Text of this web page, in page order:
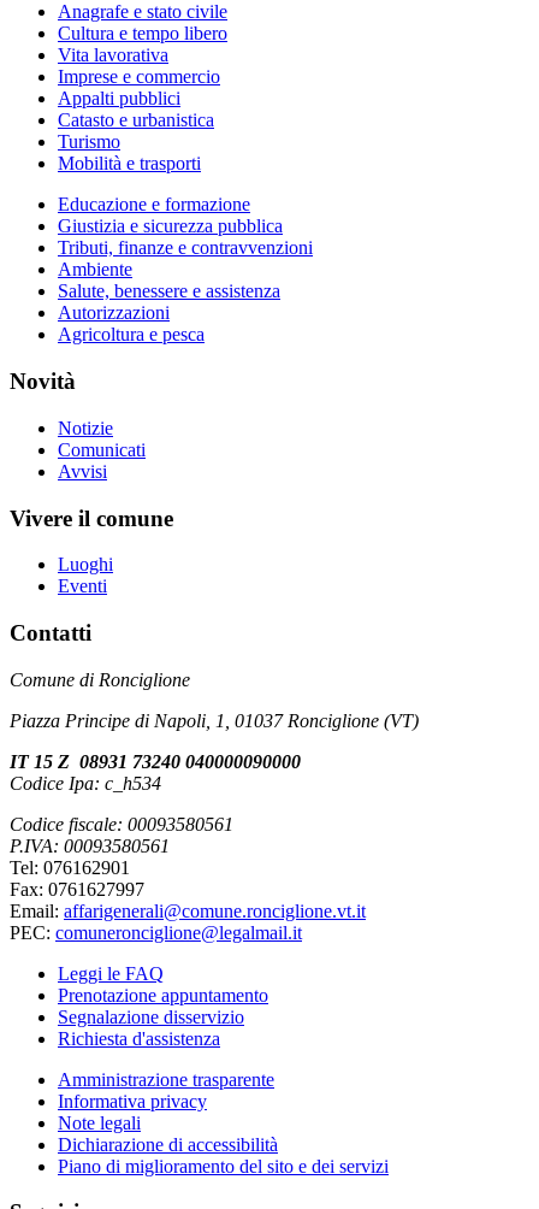
Anagrafe e stato civile
Cultura e tempo libero
Vita lavorativa
Imprese e commercio
Appalti pubblici
Catasto e urbanistica
Turismo
Mobilità e trasporti
Educazione e formazione
Giustizia e sicurezza pubblica
Tributi, finanze e contravvenzioni
Ambiente
Salute, benessere e assistenza
Autorizzazioni
Agricoltura e pesca
Novità
Notizie
Comunicati
Avvisi
Vivere il comune
Luoghi
Eventi
Contatti
Comune di Ronciglione
Piazza Principe di Napoli, 1, 01037 Ronciglione (VT)
IT 15 Z 08931 73240 040000090000
Codice Ipa: c_h534
Codice fiscale: 00093580561
P.IVA: 00093580561
Tel: 076162901
Fax: 0761627997
Email: affarigenerali@comune.ronciglione.vt.it
PEC: comuneronciglione@legalmail.it
Leggi le FAQ
Prenotazione appuntamento
Segnalazione disservizio
Richiesta d'assistenza
Amministrazione trasparente
Informativa privacy
Note legali
Dichiarazione di accessibilità
Piano di miglioramento del sito e dei servizi